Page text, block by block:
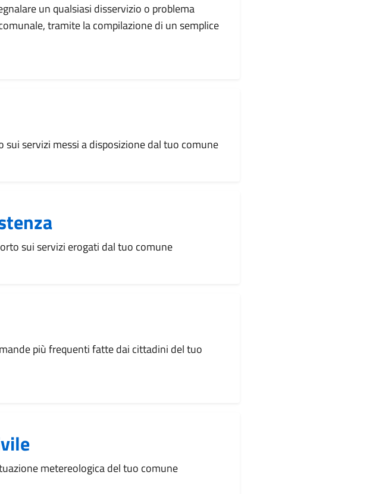
un qualsiasi disservizio o problema
tramite la compilazione di un semplice
servizi messi a disposizione dal tuo comune
sui servizi erogati dal tuo comune
più frequenti fatte dai cittadini del tuo
metereologica del tuo comune